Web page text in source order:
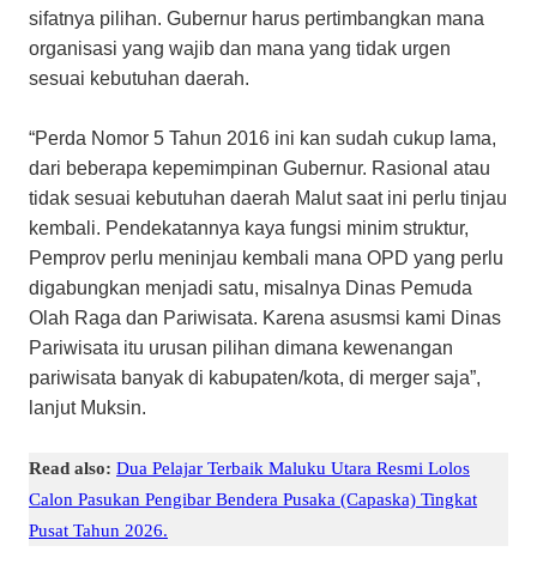
sifatnya pilihan. Gubernur harus pertimbangkan mana
organisasi yang wajib dan mana yang tidak urgen
sesuai kebutuhan daerah.
“Perda Nomor 5 Tahun 2016 ini kan sudah cukup lama,
dari beberapa kepemimpinan Gubernur. Rasional atau
tidak sesuai kebutuhan daerah Malut saat ini perlu tinjau
kembali. Pendekatannya kaya fungsi minim struktur,
Pemprov perlu meninjau kembali mana OPD yang perlu
digabungkan menjadi satu, misalnya Dinas Pemuda
Olah Raga dan Pariwisata. Karena asusmsi kami Dinas
Pariwisata itu urusan pilihan dimana kewenangan
pariwisata banyak di kabupaten/kota, di merger saja”,
lanjut Muksin.
Read also: Dua Pelajar Terbaik Maluku Utara Resmi Lolos
Calon Pasukan Pengibar Bendera Pusaka (Capaska) Tingkat
Pusat Tahun 2026.